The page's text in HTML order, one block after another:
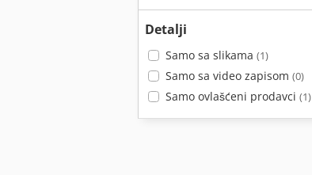
Detalji
Samo sa slikama (1)
Samo sa video zapisom (0)
Samo ovlašćeni prodavci (1)